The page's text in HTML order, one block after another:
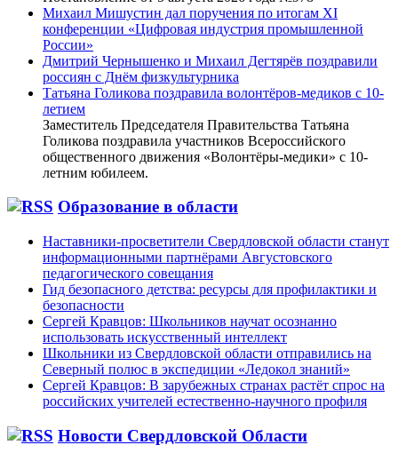
Михаил Мишустин дал поручения по итогам XI
конференции «Цифровая индустрия промышленной
России»
Дмитрий Чернышенко и Михаил Дегтярёв поздравили
россиян с Днём физкультурника
Татьяна Голикова поздравила волонтёров-медиков с 10-
летием
Заместитель Председателя Правительства Татьяна
Голикова поздравила участников Всероссийского
общественного движения «Волонтёры-медики» с 10-
летним юбилеем.
Образование в области
Наставники-просветители Свердловской области станут
информационными партнёрами Августовского
педагогического совещания
Гид безопасного детства: ресурсы для профилактики и
безопасности
Сергей Кравцов: Школьников научат осознанно
использовать искусственный интеллект
Школьники из Свердловской области отправились на
Северный полюс в экспедиции «Ледокол знаний»
Сергей Кравцов: В зарубежных странах растёт спрос на
российских учителей естественно-научного профиля
Новости Свердловской Области